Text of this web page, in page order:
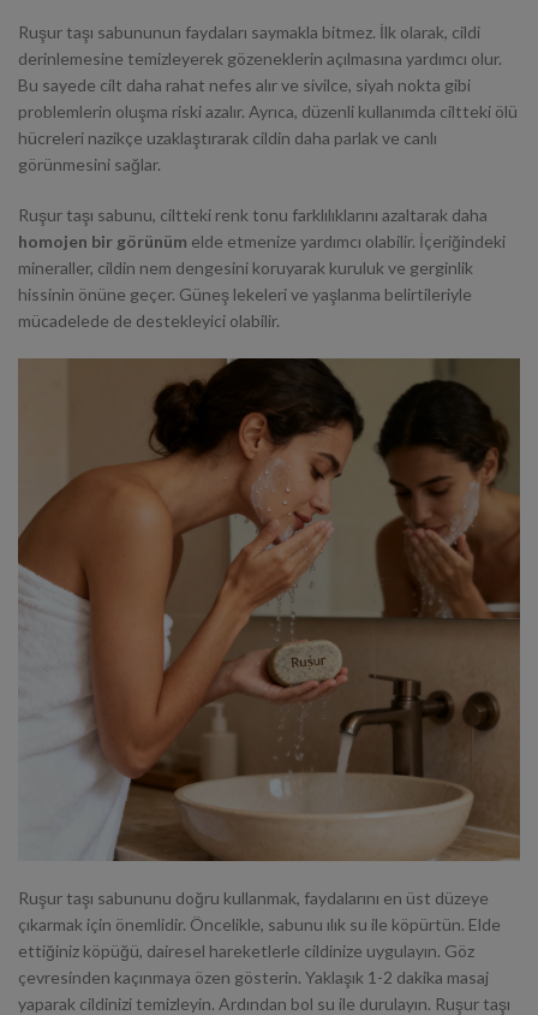
Ruşur taşı sabununun faydaları saymakla bitmez. İlk olarak, cildi
derinlemesine temizleyerek gözeneklerin açılmasına yardımcı olur.
Bu sayede cilt daha rahat nefes alır ve sivilce, siyah nokta gibi
problemlerin oluşma riski azalır. Ayrıca, düzenli kullanımda ciltteki ölü
hücreleri nazikçe uzaklaştırarak cildin daha parlak ve canlı
görünmesini sağlar.
Ruşur taşı sabunu, ciltteki renk tonu farklılıklarını azaltarak daha
homojen bir görünüm elde etmenize yardımcı olabilir. İçeriğindeki
mineraller, cildin nem dengesini koruyarak kuruluk ve gerginlik
hissinin önüne geçer. Güneş lekeleri ve yaşlanma belirtileriyle
mücadelede de destekleyici olabilir.
Ruşur taşı sabununu doğru kullanmak, faydalarını en üst düzeye
çıkarmak için önemlidir. Öncelikle, sabunu ılık su ile köpürtün. Elde
ettiğiniz köpüğü, dairesel hareketlerle cildinize uygulayın. Göz
çevresinden kaçınmaya özen gösterin. Yaklaşık 1-2 dakika masaj
yaparak cildinizi temizleyin. Ardından bol su ile durulayın. Ruşur taşı